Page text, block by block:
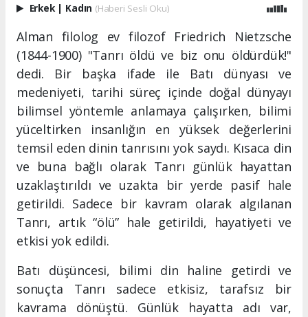
Erkek | Kadın (Haberi Sesli Oku)
Alman filolog ev filozof Friedrich Nietzsche
(1844-1900) "Tanrı öldü ve biz onu öldürdük!"
dedi. Bir başka ifade ile Batı dünyası ve
medeniyeti, tarihi süreç içinde doğal dünyayı
bilimsel yöntemle anlamaya çalışırken, bilimi
yüceltirken insanlığın en yüksek değerlerini
temsil eden dinin tanrısını yok saydı. Kısaca din
ve buna bağlı olarak Tanrı günlük hayattan
uzaklaştırıldı ve uzakta bir yerde pasif hale
getirildi. Sadece bir kavram olarak algılanan
Tanrı, artık “ölü” hale getirildi, hayatiyeti ve
etkisi yok edildi.
Batı düşüncesi, bilimi din haline getirdi ve
sonuçta Tanrı sadece etkisiz, tarafsız bir
kavrama dönüştü. Günlük hayatta adı var,